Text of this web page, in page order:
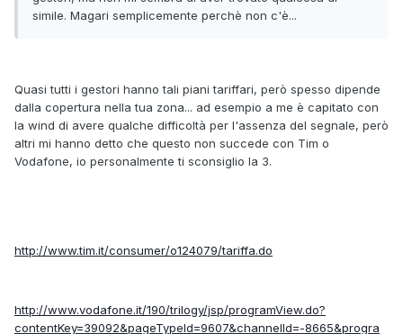
simile. Magari semplicemente perchè non c'è...
Quasi tutti i gestori hanno tali piani tariffari, però spesso dipende
dalla copertura nella tua zona... ad esempio a me è capitato con
la wind di avere qualche difficoltà per l'assenza del segnale, però
altri mi hanno detto che questo non succede con Tim o
Vodafone, io personalmente ti sconsiglio la 3.
http://www.tim.it/consumer/o124079/tariffa.do
http://www.vodafone.it/190/trilogy/jsp/programView.do?
contentKey=39092&pageTypeId=9607&channelId=-8665&progra